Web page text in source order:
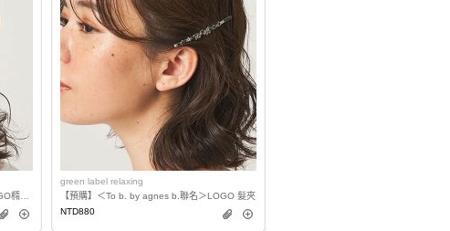
green label relaxing
【預購】＜To b. by agnes b.聯名＞LOGO 髮夾
NTD880